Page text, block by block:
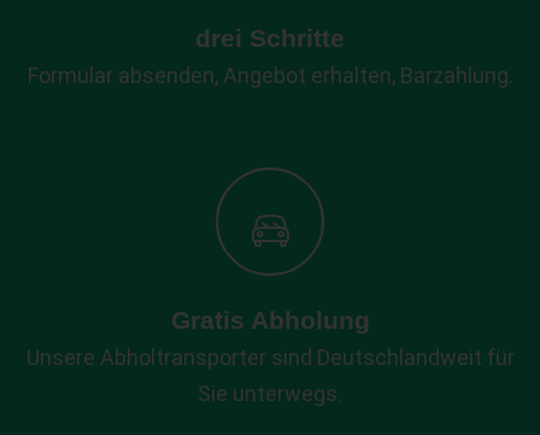
drei Schritte
Formular absenden, Angebot erhalten, Barzahlung.
Gratis Abholung
Unsere Abholtransporter sind Deutschlandweit für
Sie unterwegs.